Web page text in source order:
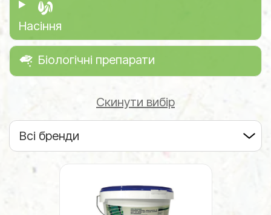
Насіння
Біологічні препарати
Скинути вибір
Всі бренди